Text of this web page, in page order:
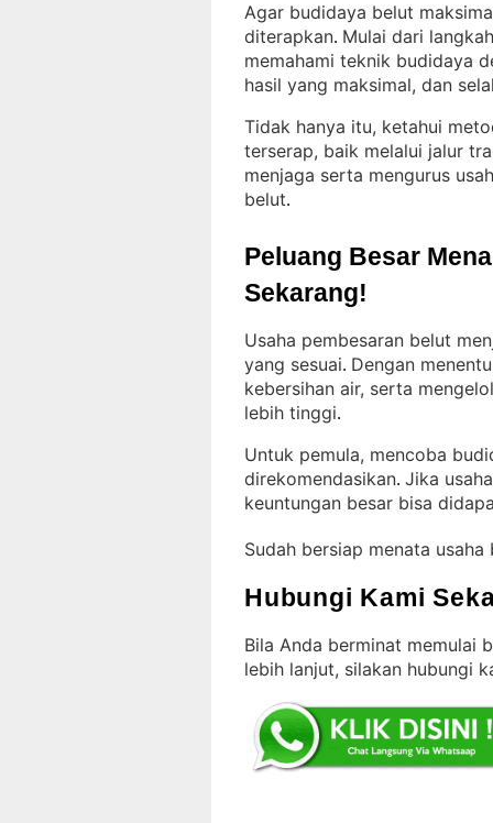
Agar budidaya belut
diterapkan. Mulai dari
memahami teknik budidaya
hasil yang maksimal, dan
Tidak hanya itu, ketahui
terserap, baik melalui jalur
menjaga serta mengurus
belut.
Peluang Besar
Sekarang!
Usaha pembesaran belut
yang sesuai. Dengan
kebersihan air, serta
lebih tinggi.
Untuk pemula, mencoba
direkomendasikan. Jika
keuntungan besar bisa
Sudah bersiap menata
Hubungi Kami
Bila Anda berminat memulai
lebih lanjut, silakan hubungi